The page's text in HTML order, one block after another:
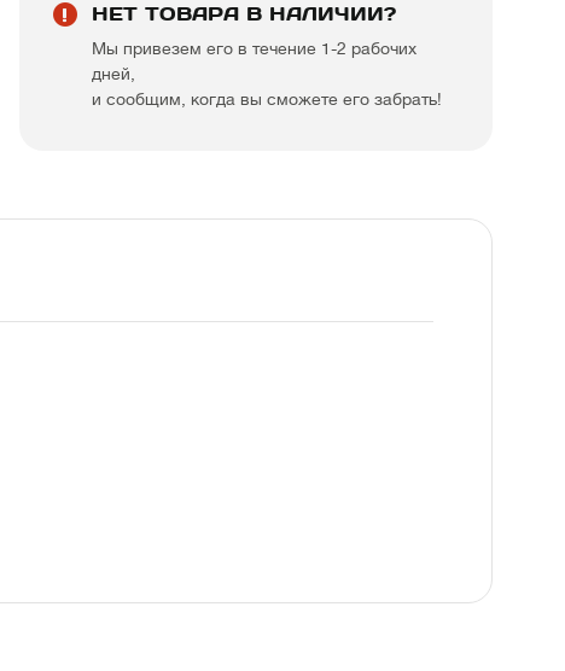
НЕТ ТОВАРА В НАЛИЧИИ?
Мы привезем его в течение 1-2 рабочих
дней,
и сообщим, когда вы сможете его забрать!